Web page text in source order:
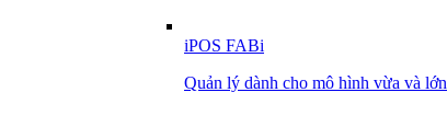
iPOS FABi
Quản lý dành cho mô hình vừa và lớn